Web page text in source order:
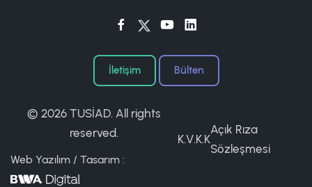
İletişim Bülten
© 2026 TUSİAD. All rights
reserved.
Web Yazılım / Tasarım :
K.V.K.K
Açık Rıza
Sözleşmesi